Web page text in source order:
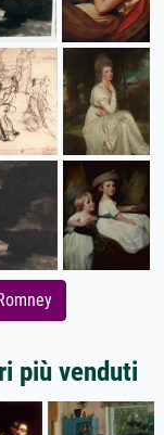
più venduti